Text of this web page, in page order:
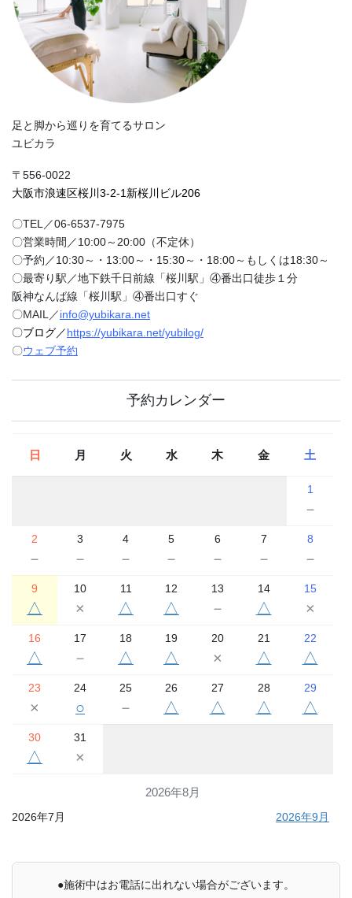
足と脚から巡りを育てるサロン
ユビカラ
〒556-0022
大阪市浪速区桜川3-2-1新桜川ビル206
〇TEL／06-6537-7975
〇営業時間／10:00～20:00（不定休）
〇予約／10:30～・13:00～・15:30～・18:00～もしくは18:30～
〇最寄り駅／地下鉄千日前線「桜川駅」④番出口徒歩１分
阪神なんば線「桜川駅」④番出口すぐ
〇MAIL／info@yubikara.net
〇ブログ／https://yubikara.net/yubilog/
〇ウェブ予約
予約カレンダー
2026年8月
日 月 火 水 木 金 土
1
－
2
－
3
－
4
－
5
－
6
－
7
－
8
－
9
△
10
×
11
△
12
△
13
－
14
△
15
×
16
△
17
－
18
△
19
△
20
×
21
△
22
△
23
×
24
○
25
－
26
△
27
△
28
△
29
△
30
△
31
×
2026年7月 2026年9月
●施術中はお電話に出れない場合がございます。